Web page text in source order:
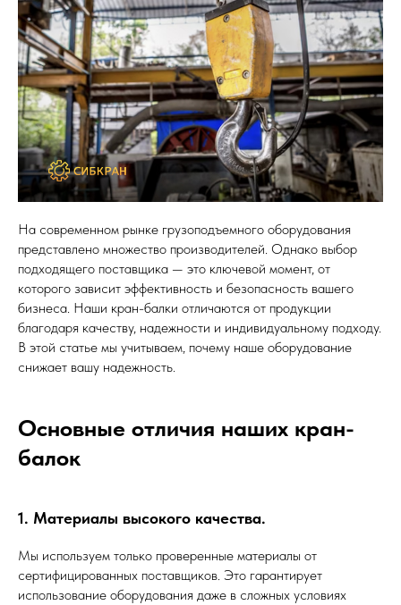
На современном рынке грузоподъемного оборудования
представлено множество производителей. Однако выбор
подходящего поставщика — это ключевой момент, от
которого зависит эффективность и безопасность вашего
бизнеса. Наши кран-балки отличаются от продукции
благодаря качеству, надежности и индивидуальному подходу.
В этой статье мы учитываем, почему наше оборудование
снижает вашу надежность.
Основные отличия наших кран-
балок
1. Материалы высокого качества.
Мы используем только проверенные материалы от
сертифицированных поставщиков. Это гарантирует
использование оборудования даже в сложных условиях